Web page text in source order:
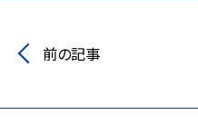
前の記事